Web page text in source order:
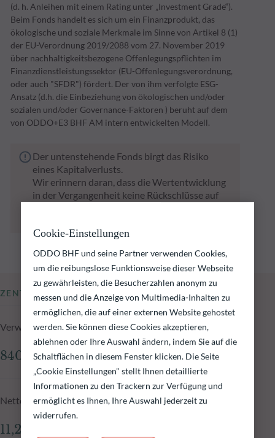
(d. h. Anleihen mit einem Rating unter „Investment Grade“).
Beim Fonds handelt es sich um ein Finanzprodukt, das
ökologische und soziale Merkmale im Sinne von Artikel 8 (1)
der EU-Verordnung 2019/2088 vom 27. November 2019
über nachhaltigkeitsbezogene Offenlegungspflichten im
Finanzdienstleistungssektor (EU-Offenlegungsverordnung,
oder auch "SFDR") fördert. Der von ihm verfolgte ESG-
Ansatz (d.h. die Einbeziehung von ökologischen und/oder
sozialen und/oder Governance-Faktoren ) beruht auf dem
von ODDO+E3 BHF AM intern entwickelten Modell.
Der untenstehende Fonds birgt das Risiko
eines Kapitalverlusts.
Wir erinnern daran, dass die Wertentwicklung
in der Vergangenheit keine Rückschlüsse auf
ZENTRALE KENNZAHLEN
Verwaltetes Fondsvolumen zum 05.08.2026
840,95 Mio.€
Nettoinventarwert zum 05.08.2026
11,21 €
Cookie-Einstellungen
ODDO BHF und seine Partner verwenden Cookies,
um die reibungslose Funktionsweise dieser Webseite
zu gewährleisten, die Besucherzahlen anonym zu
messen und die Anzeige von Multimedia-Inhalten zu
ermöglichen, die auf einer externen Website gehostet
werden. Sie können diese Cookies akzeptieren,
ablehnen oder Ihre Auswahl ändern, indem Sie auf die
Schaltflächen in diesem Fenster klicken. Die Seite
„Cookie Einstellungen" stellt Ihnen detaillierte
Informationen zu den Trackern zur Verfügung und
ermöglicht es Ihnen, Ihre Auswahl jederzeit zu
widerrufen.